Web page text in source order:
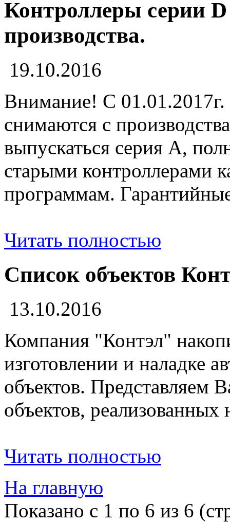
Контроллеры серии
производства.
19.10.2016
Внимание! С 01.01.2017г.
снимаются с
выпускаться серия А,
старыми контроллерами
программам.
Читать полностью
Список объектов
13.10.2016
Компания "Контэл"
изготовлении и наладке
объектов. Представляем
объектов, реализованных
Читать полностью
На главную
Показано с 1 по 6 из 6